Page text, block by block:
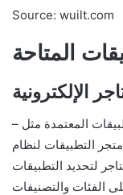
Source: wuilt.com
المتاحة
الإلكترونية
– ينبغي للفرد أن يبدأ بالبحث في متاجر التطبيقات المعتمدة مثل
متجر التطبيقات لنظام iOS أو جوجل بلاي لنظام Android.- يمكن
لتحديد التطبيقات